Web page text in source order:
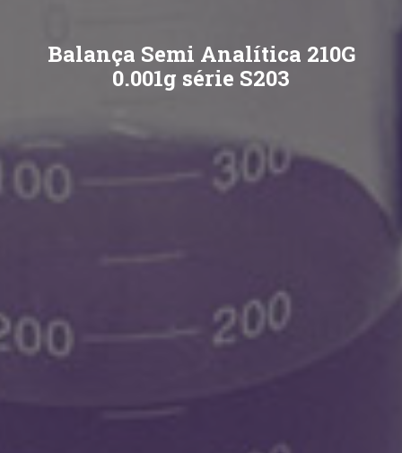
Balança Semi Analítica 210G
0.001g série S203